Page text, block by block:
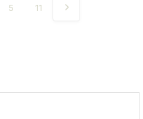
5 11